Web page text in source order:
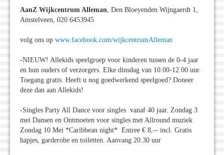
AanZ Wijkcentrum Alleman, Den Bloeyenden Wijngaerdt 1,
Amstelveen, 020 6453945
volg ons op www.facebook.com/wijkcentrumAlleman
-NIEUW! Allekids speelgroep voor kinderen tussen de 0-4 jaar
en hun ouders of verzorgers. Elke dinsdag van 10.00-12.00 uur.
Toegang gratis. Heeft u nog goedwerkend speelgoed? Doneer
deze dan aan Allekids!
-Singles Party All Dance voor singles vanaf 40 jaar. Zondag 3
mei Dansen en Ontmoeten voor singles met Allround muziek
Zondag 10 Mei *Caribbean night* Entree € 8,-- incl. Gratis
hapjes, garderobe en toiletten. Aanvang 20.30 uur